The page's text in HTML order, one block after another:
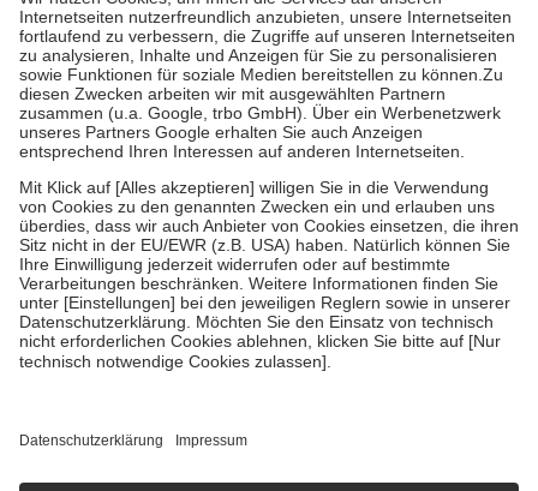
Kosten der Leistung zu entrichten.
Diese Regeln gelten grundsätzlich auch für Online-Apotheken.
Bei Heilmitteln und häuslicher Krankenpflege beträgt die
Zuzahlung zehn Prozent der Kosten sowie zehn Euro je
Verordnung.
Um das Engagement der Versicherten für ihre eigene Gesundheit zu
stärken und die besondere Stellung der Familie zu unterstützen,
fallenkeine Zuzahlungenan bei:
• Kindern und Jugendlichen bis zum vollendeten 18. Lebensjahr
mit Ausnahme der Fahrkosten
• Untersuchungen zur Vorsorge und Früherkennung, die von der
GKV getragen werden
• empfohlenen Schutzimpfungen
• Harn- und Blutteststreifen
getroffen, um sicherzustellen, dass es sich um echte Bewertungen
https://help.etrusted.com/hc/de/articles/4419944605341